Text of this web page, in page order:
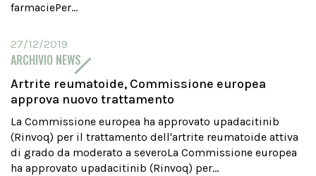
farmaciePer...
27/12/2019
ARCHIVIO NEWS
Artrite reumatoide, Commissione europea
approva nuovo trattamento
La Commissione europea ha approvato upadacitinib
(Rinvoq) per il trattamento dell'artrite reumatoide attiva
di grado da moderato a severoLa Commissione europea
ha approvato upadacitinib (Rinvoq) per...